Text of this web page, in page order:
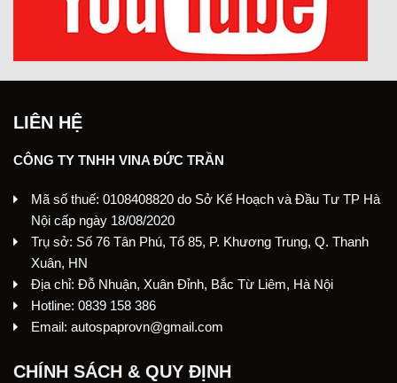
LIÊN HỆ
CÔNG TY TNHH VINA ĐỨC TRẦN
Mã số thuế: 0108408820 do Sở Kế Hoạch và Đầu Tư TP Hà
Nội cấp ngày 18/08/2020
Trụ sở: Số 76 Tân Phú, Tổ 85, P. Khương Trung, Q. Thanh
Xuân, HN
Địa chỉ: Đỗ Nhuận, Xuân Đỉnh, Bắc Từ Liêm, Hà Nội
Hotline: 0839 158 386
Email: autospaprovn@gmail.com
CHÍNH SÁCH & QUY ĐỊNH